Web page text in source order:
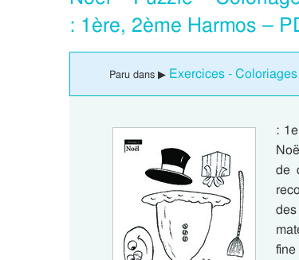
: 1ère, 2ème Harmos –
Paru dans ▶ Exercices -
:
de